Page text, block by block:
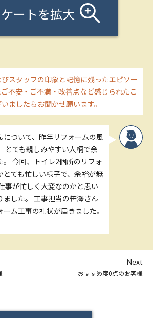
ートを拡大
スタッフの印象と記憶に残ったエピソー
ご不安・ご不満・改善点など感じられたこ
ましたらお聞かせ願います。
について、昨年リフォームの風
とても親しみやすい人柄で余
。 今回、トイレ2個所のリフォ
とても忙しい様子で、余裕が無
事が忙しく大変なのかと思い
ました。 工事担当の笹澤さん
ム工事の礼状が届きました。
Next
おすすめ度0点のお客様